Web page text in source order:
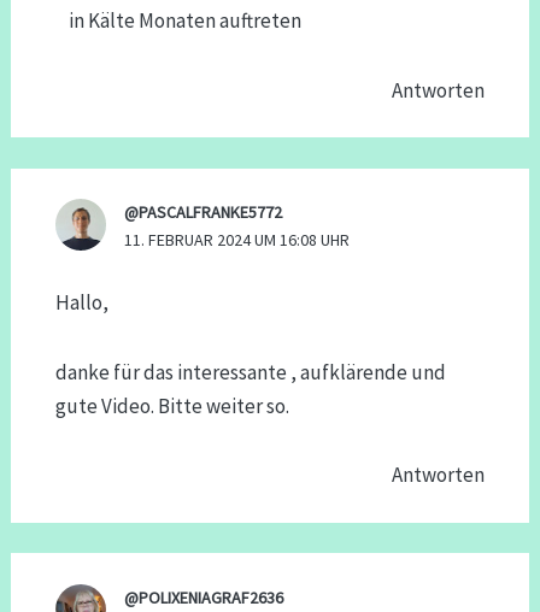
in Kälte Monaten auftreten
Antworten
@PASCALFRANKE5772
11. FEBRUAR 2024 UM 16:08 UHR
Hallo,
danke für das interessante , aufklärende und
gute Video. Bitte weiter so.
Antworten
@POLIXENIAGRAF2636